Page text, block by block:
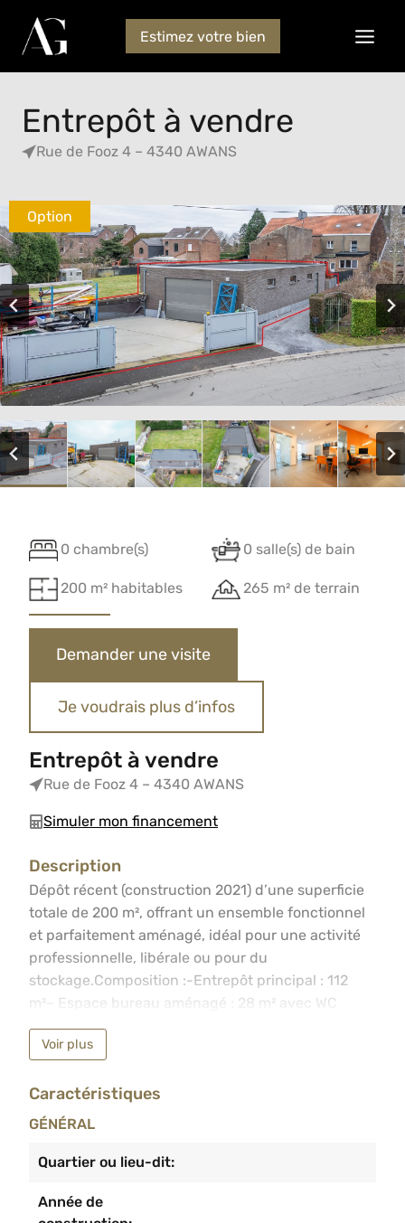
Estimez votre bien
Entrepôt à vendre
Rue de Fooz 4 – 4340 AWANS
Option
0 chambre(s) 0 salle(s) de bain
200 m² habitables 265 m² de terrain
Demander une visite
Je voudrais plus d’infos
Entrepôt à vendre
Rue de Fooz 4 – 4340 AWANS
Simuler mon financement
Description
Dépôt récent (construction 2021) d’une superficie
Dépôt récent (construction 2021) d’une superficie
totale de 200 m², offrant un ensemble fonctionnel
et parfaitement aménagé, idéal pour une activité
professionnelle, libérale ou pour du
stockage.Composition :-Entrepôt principal : 112
m²– Espace bureau aménagé : 28 m² avec WC
privatif et cuisine-Terrasse à l’arrière-Caves
carrelées : 61 m²Équipements & atouts :-Portail
indépendante à l’arrière (accès direct au bureau)-
Porte sectionnelle –Poêle à pelletsInformations et
249.000 euros sous réserve d’acceptation du
Voir plus
Caractéristiques
GÉNÉRAL
Quartier ou lieu-dit:
Année de